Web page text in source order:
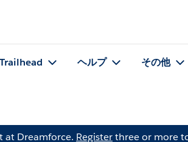
Trailhead ヘルプ その他
at Dreamforce. Registerthree or more